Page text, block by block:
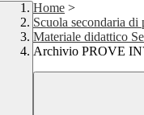
Home >
Scuola secondaria
Materiale didattico
Archivio PROVE